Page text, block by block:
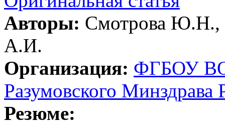
Авторы: Смотрова Ю.Н.,
А.И.
Организация: ФГБОУ
Разумовского Минздрава
Резюме: